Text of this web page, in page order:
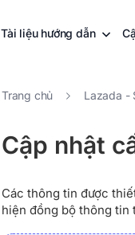
Tài liệu hướng dẫn
Trang chủ Lazada -
Cập nhật
Các thông tin được
hiện đồng bộ thông tin